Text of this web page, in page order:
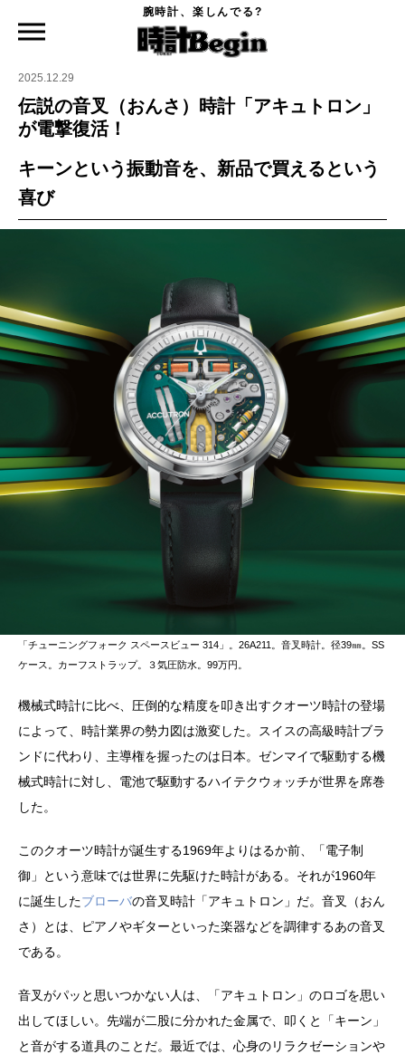
腕時計、楽しんでる?
伝説の音叉（おんさ）時計「アキュトロン」が電撃復活！
2025.12.29
伝説の音叉（おんさ）時計「アキュトロン」
が電撃復活！
キーンという振動音を、新品で買えるという
喜び
「チューニングフォーク スペースビュー 314」。26A211。音叉時計。径39㎜。SS
ケース。カーフストラップ。３気圧防水。99万円。
機械式時計に比べ、圧倒的な精度を叩き出すクオーツ時計の登場
によって、時計業界の勢力図は激変した。スイスの高級時計ブラ
ンドに代わり、主導権を握ったのは日本。ゼンマイで駆動する機
械式時計に対し、電池で駆動するハイテクウォッチが世界を席巻
した。
このクオーツ時計が誕生する1969年よりはるか前、「電子制
御」という意味では世界に先駆けた時計がある。それが1960年
に誕生したブローバの音叉時計「アキュトロン」だ。音叉（おん
さ）とは、ピアノやギターといった楽器などを調律するあの音叉
である。
音叉がパッと思いつかない人は、「アキュトロン」のロゴを思い
出してほしい。先端が二股に分かれた金属で、叩くと「キーン」
と音がする道具のことだ。最近では、心身のリラクゼーションや